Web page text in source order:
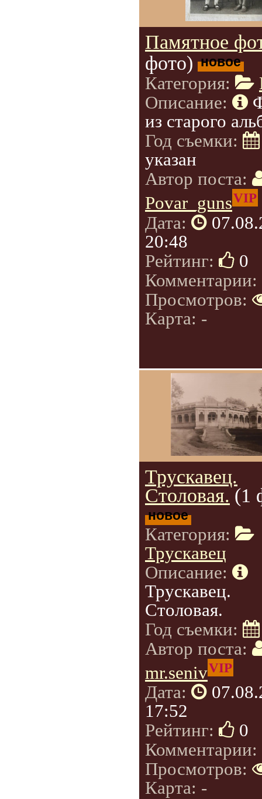
Памятное
фото) новое
Категория:
Описание:
из старого
Год съемки:
указан
Автор поста:
Povar_gunsVIP
Дата:
20:48
Рейтинг:
0
Комментарии:
Просмотров:
Карта: -
Трускавец.
Столовая. (1
новое
Категория:
Трускавец
Описание:
Трускавец.
Столовая.
Год съемки:
Автор поста:
mr.senivVIP
Дата:
17:52
Рейтинг:
0
Комментарии:
Просмотров:
Карта: -